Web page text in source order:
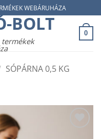
WEBÁRUHÁZA
BOLT 0
SÓPÁRNA 0,5 KG